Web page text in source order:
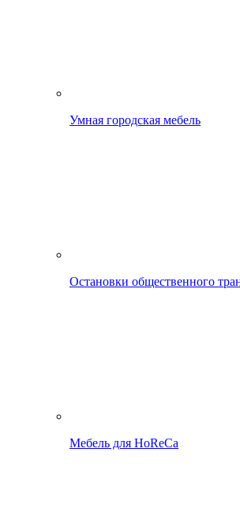
Умная городская мебель
Остановки общественного
Мебель для HoReCa